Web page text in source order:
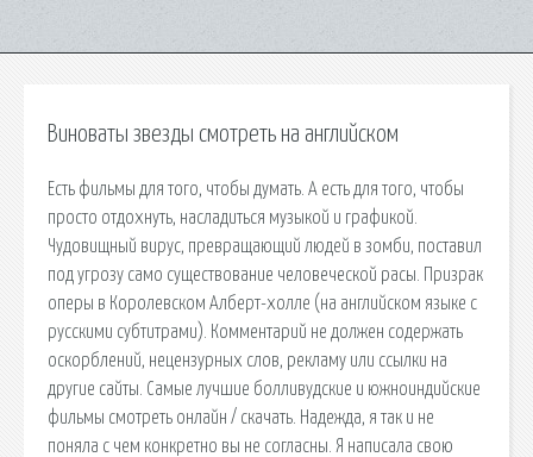
Виноваты звезды смотреть на английском
Есть фильмы для того, чтобы думать. А есть для того, чтобы
просто отдохнуть, насладиться музыкой и графикой.
Чудовищный вирус, превращающий людей в зомби, поставил
под угрозу само существование человеческой расы. Призрак
оперы в Королевском Алберт-холле (на английском языке с
русскими субтитрами). Комментарий не должен содержать
оскорблений, нецензурных слов, рекламу или ссылки на
другие сайты. Самые лучшие болливудские и южноиндийские
фильмы смотреть онлайн / скачать. Надежда, я так и не
поняла с чем конкретно вы не согласны. Я написала свою